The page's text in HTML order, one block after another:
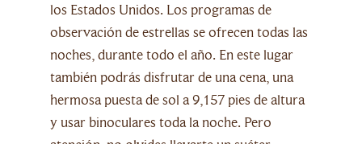
los Estados Unidos. Los programas de
observación de estrellas se ofrecen todas las
noches, durante todo el año. En este lugar
también podrás disfrutar de una cena, una
hermosa puesta de sol a 9,157 pies de altura
y usar binoculares toda la noche. Pero